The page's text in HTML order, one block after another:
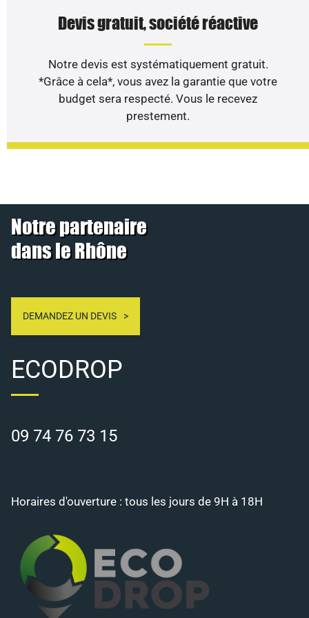
Devis gratuit, société réactive
Notre devis est systématiquement gratuit.
*Grâce à cela*, vous avez la garantie que votre
budget sera respecté. Vous le recevez
prestement.
Notre partenaire
dans le Rhône
DEMANDEZ UN DEVIS
ECODROP
09 74 76 73 15
Horaires d'ouverture : tous les jours de 9H à 18H